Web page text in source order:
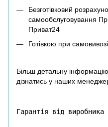
Безготівковий
самообслуговування
Приват24
Готівкою при
Більш детальну
дізнатись у наших
Гарантія від